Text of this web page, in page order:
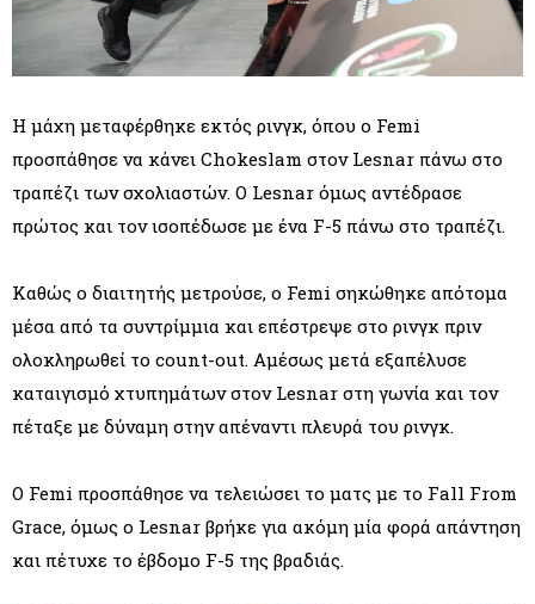
Η μάχη μεταφέρθηκε εκτός ρινγκ, όπου ο Femi
προσπάθησε να κάνει Chokeslam στον Lesnar πάνω στο
τραπέζι των σχολιαστών. Ο Lesnar όμως αντέδρασε
πρώτος και τον ισοπέδωσε με ένα F-5 πάνω στο τραπέζι.
Καθώς ο διαιτητής μετρούσε, ο Femi σηκώθηκε απότομα
μέσα από τα συντρίμμια και επέστρεψε στο ρινγκ πριν
ολοκληρωθεί το count-out. Αμέσως μετά εξαπέλυσε
καταιγισμό χτυπημάτων στον Lesnar στη γωνία και τον
πέταξε με δύναμη στην απέναντι πλευρά του ρινγκ.
Ο Femi προσπάθησε να τελειώσει το ματς με το Fall From
Grace, όμως ο Lesnar βρήκε για ακόμη μία φορά απάντηση
και πέτυχε το έβδομο F-5 της βραδιάς.